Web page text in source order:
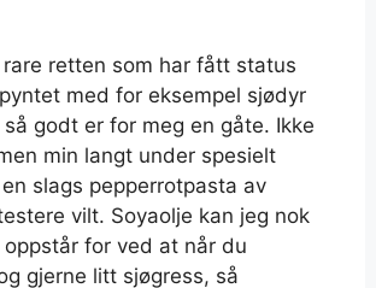
rare retten som har fått status
med for eksempel sjødyr
godt er for meg en gåte. Ikke
min langt under spesielt
slags pepperrotpasta av
vilt. Soyaolje kan jeg nok
for ved at når du
gjerne litt sjøgress, så